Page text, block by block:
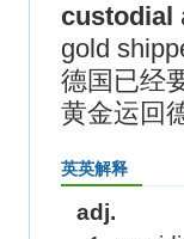
custodial
gold
德国已经
黄金运回
英英解释
adj.